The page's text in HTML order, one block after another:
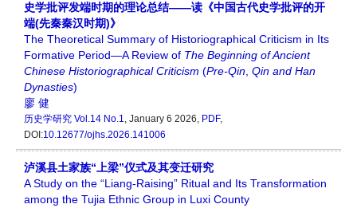
史学批评发端时期的理论总结——读《中国古代史学批评的开
端(先秦秦汉时期)》
The Theoretical Summary of Historiographical Criticism in Its
Formative Period—A Review of The Beginning of Ancient
Chinese Historiographical Criticism (Pre-Qin Qin and Han
Dynasties)
廖 健
历史学研究 Vol.14 No.1, January 6 2026, PDF,
DOI:10.12677/ojhs.2026.141006
泸溪县土家族“上梁”仪式及其变迁研究
A Study on the “Liang-Raising” Ritual and Its Transformation
among the Tujia Ethnic Group in Luxi County